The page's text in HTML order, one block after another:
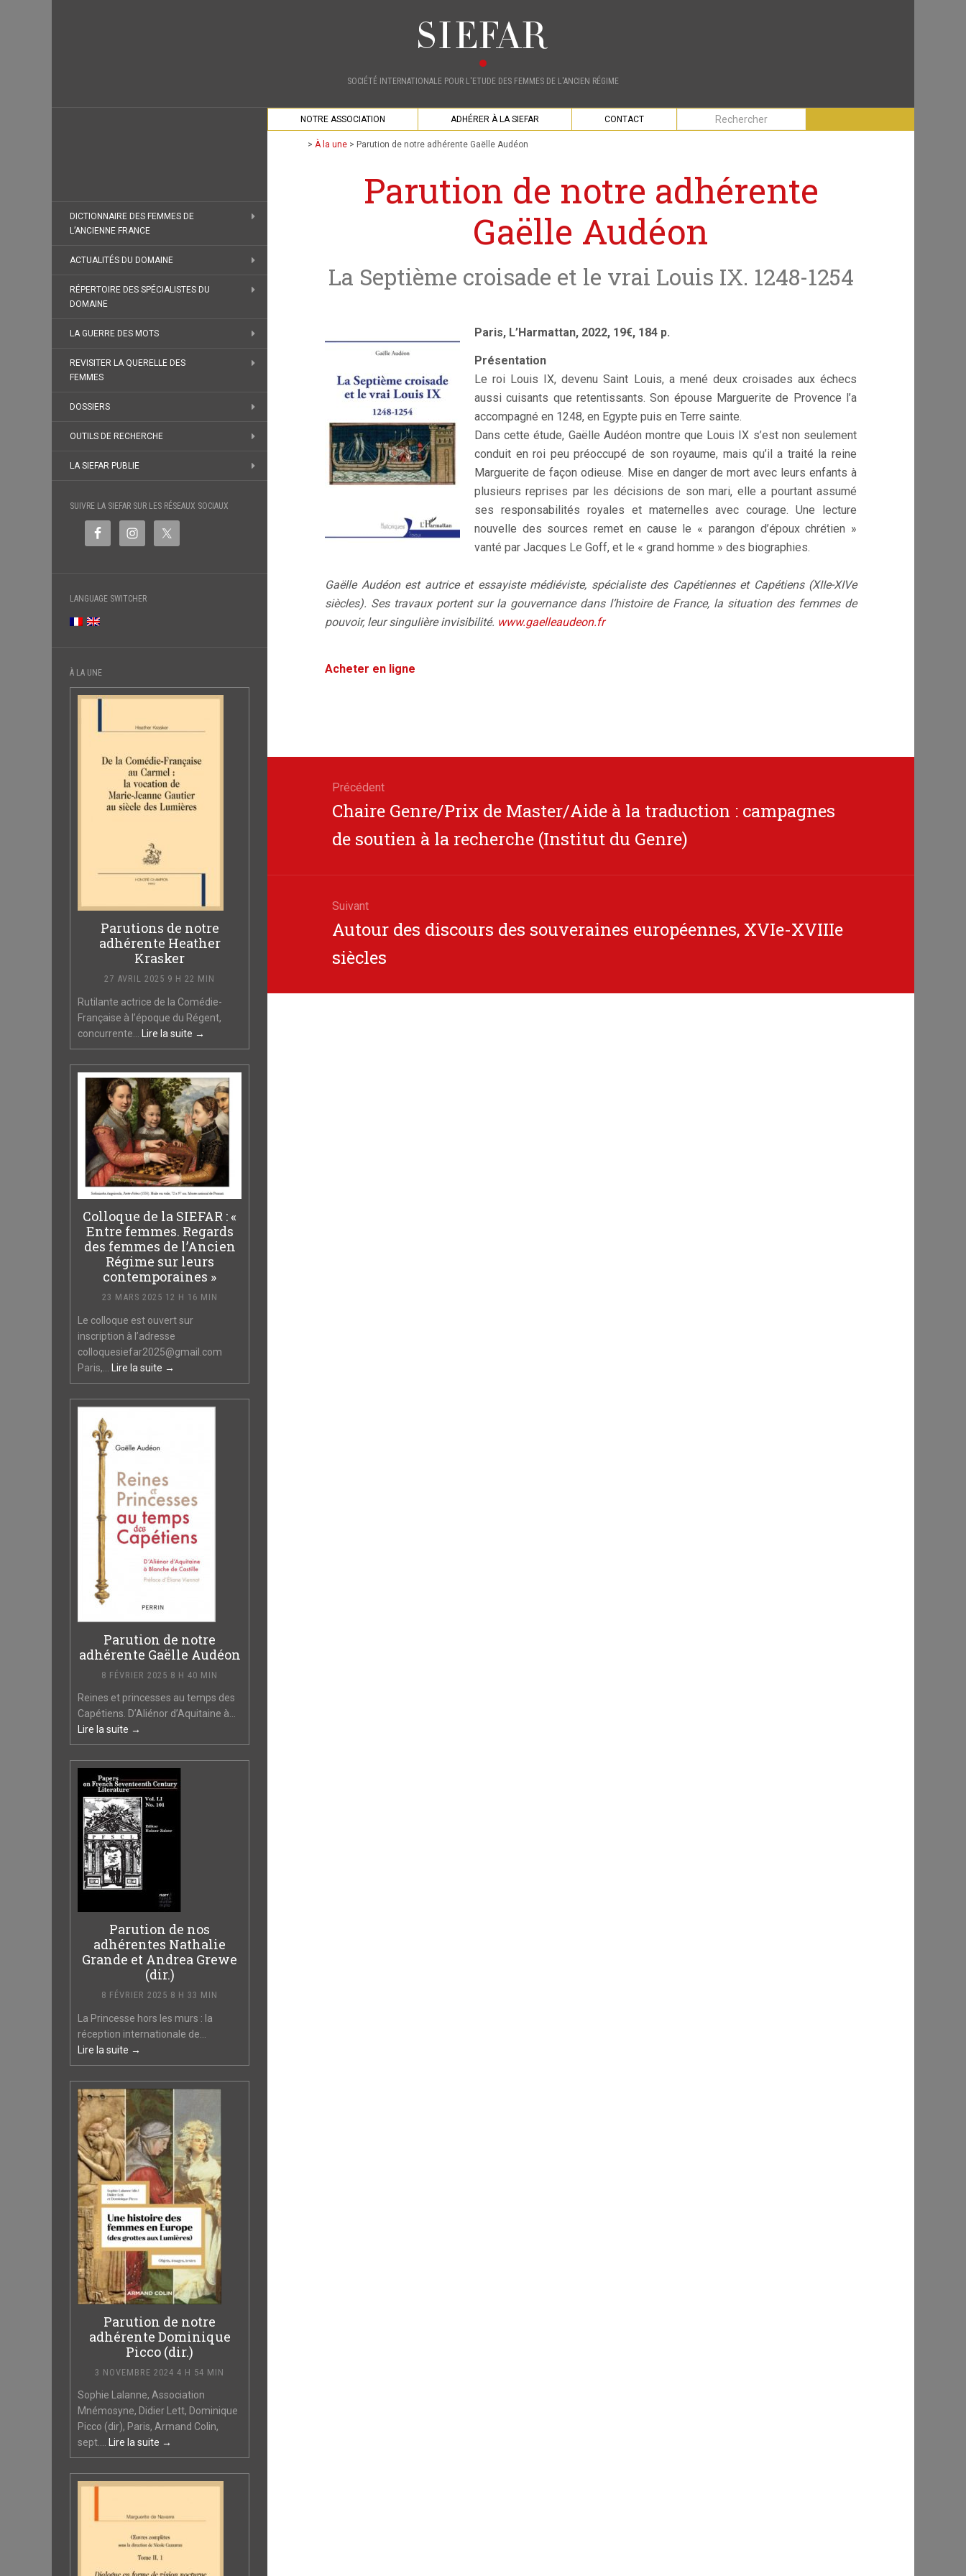
SOCIÉTÉ INTERNATIONALE POUR L'ETUDE DES FEMMES DE L'ANCIEN RÉGIME
DICTIONNAIRE DES FEMMES DE
L’ANCIENNE FRANCE
ACTUALITÉS DU DOMAINE
RÉPERTOIRE DES SPÉCIALISTES DU
DOMAINE
LA GUERRE DES MOTS
REVISITER LA QUERELLE DES
FEMMES
DOSSIERS
OUTILS DE RECHERCHE
LA SIEFAR PUBLIE
SUIVRE LA SIEFAR SUR LES RÉSEAUX SOCIAUX
LANGUAGE SWITCHER
À LA UNE
Parutions de notre
adhérente Heather
Krasker
27 AVRIL 2025 9 H 22 MIN
Rutilante actrice de la Comédie-
Française à l’époque du Régent,
concurrente... Lire la suite →
Colloque de la SIEFAR : «
Entre femmes. Regards
des femmes de l’Ancien
Régime sur leurs
contemporaines »
23 MARS 2025 12 H 16 MIN
Le colloque est ouvert sur
inscription à l’adresse
colloquesiefar2025@gmail.com
Paris,... Lire la suite →
Parution de notre
adhérente Gaëlle Audéon
8 FÉVRIER 2025 8 H 40 MIN
Reines et princesses au temps des
Capétiens. D’Aliénor d’Aquitaine à...
Lire la suite →
Parution de nos
adhérentes Nathalie
Grande et Andrea Grewe
(dir.)
8 FÉVRIER 2025 8 H 33 MIN
La Princesse hors les murs : la
réception internationale de...
Lire la suite →
Parution de notre
adhérente Dominique
Picco (dir.)
3 NOVEMBRE 2024 4 H 54 MIN
Sophie Lalanne, Association
Mnémosyne, Didier Lett, Dominique
Picco (dir), Paris, Armand Colin,
sept.... Lire la suite →
NOTRE ASSOCIATION ADHÉRER À LA SIEFAR CONTACT
> À la une > Parution de notre adhérente Gaëlle Audéon
Parution de notre adhérente
Gaëlle Audéon
La Septième croisade et le vrai Louis IX. 1248-1254
Paris, L’Harmattan, 2022, 19€, 184 p.
Présentation
Le roi Louis IX, devenu Saint Louis, a mené deux croisades aux échecs
aussi cuisants que retentissants. Son épouse Marguerite de Provence l’a
accompagné en 1248, en Egypte puis en Terre sainte.
Dans cette étude, Gaëlle Audéon montre que Louis IX s’est non seulement
conduit en roi peu préoccupé de son royaume, mais qu’il a traité la reine
Marguerite de façon odieuse. Mise en danger de mort avec leurs enfants à
plusieurs reprises par les décisions de son mari, elle a pourtant assumé
ses responsabilités royales et maternelles avec courage. Une lecture
nouvelle des sources remet en cause le « parangon d’époux chrétien »
vanté par Jacques Le Goff, et le « grand homme » des biographies.
Gaëlle Audéon est autrice et essayiste médiéviste, spécialiste des Capétiennes et Capétiens (XIIe-XIVe
siècles). Ses travaux portent sur la gouvernance dans l’histoire de France, la situation des femmes de
pouvoir, leur singulière invisibilité. www.gaelleaudeon.fr
Acheter en ligne
l’article
Précédent
Article
Chaire Genre/Prix de Master/Aide à la traduction : campagnes
de soutien à la recherche (Institut du Genre)
Suivant
Article
:
Autour des discours des souveraines européennes, XVIe-XVIIIe
siècles